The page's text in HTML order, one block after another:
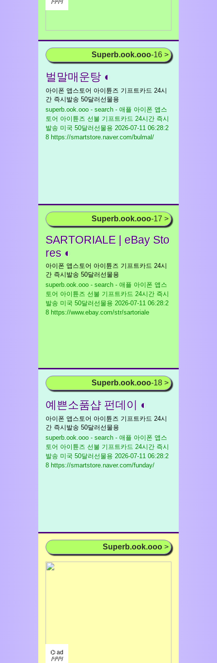
/¹/²/³/
Superb.ook.ooo-16 >
벌말매운탕 ◐
아이폰 앱스토어 아이튠즈 기프트카드 24시
간 즉시발송 50달러선물용
superb.ook.ooo - search - 애플 아이폰 앱스
토어 아이튠즈 선불 기프트카드 24시간 즉시
발송 미국 50달러선물용 2026-07-11 06:28:2
8 https://smartstore.naver.com/bulmal/
Superb.ook.ooo-17 >
SARTORIALE | eBay Sto
res ◐
아이폰 앱스토어 아이튠즈 기프트카드 24시
간 즉시발송 50달러선물용
superb.ook.ooo - search - 애플 아이폰 앱스
토어 아이튠즈 선불 기프트카드 24시간 즉시
발송 미국 50달러선물용 2026-07-11 06:28:2
8 https://www.ebay.com/str/sartoriale
Superb.ook.ooo-18 >
예쁜소품샵 펀데이 ◐
아이폰 앱스토어 아이튠즈 기프트카드 24시
간 즉시발송 50달러선물용
superb.ook.ooo - search - 애플 아이폰 앱스
토어 아이튠즈 선불 기프트카드 24시간 즉시
발송 미국 50달러선물용 2026-07-11 06:28:2
8 https://smartstore.naver.com/funday/
Superb.ook.ooo >
⌬ ad
/¹/²/³/